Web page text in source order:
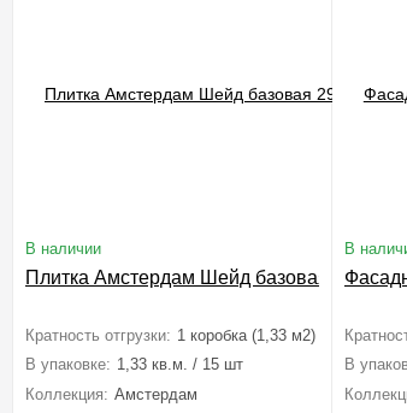
В наличии
Плитка Амстердам Шейд базовая
Кратность отгрузки: 1 коробка (1,33 м2)
В упаковке: 1,33 кв.м. / 15 шт
Коллекция: Амстердам
В
В